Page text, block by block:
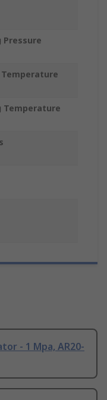
Pressure
Temperature
- 1 Mpa, AR20-